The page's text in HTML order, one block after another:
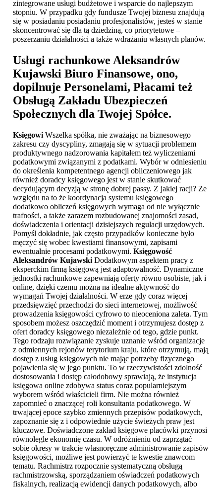
zintegrowane usługi budżetowe i wsparcie do najlepszym
stopniu. W przypadku gdy fundusze Twojej biznesu znajdują
się w posiadaniu posiadaniu profesjonalistów, jesteś w stanie
skoncentrować się dla tą dziedziną, co priorytetowe –
poszerzaniu działalności a także wdrażaniu własnych planów.
Usługi rachunkowe Aleksandrów
Kujawski Biuro Finansowe, ono,
dopilnuje Personelami, Płacami też
Obsługą Zakładu Ubezpieczeń
Społecznych dla Twojej Spółce.
Księgowi Wszelka spółka, nie zważając na biznesowego
zakresu czy dyscypliny, zmagają się w sytuacji problemem
produktywnego nadzorowania kapitałem też wyliczeniami
podatkowymi związanymi z podatkami. Wybór w odniesieniu
do określenia kompetentnego agencji obliczeniowego jak
również doradcy księgowego jest w stanie skutkować
decydującym decyzją w stronę dobrej passy. Z jakiej racji? Ze
względu na to że koordynacja systemu księgowego
dodatkowo obliczeń księgowych wymaga od nie wyłącznie
trafności, a także zarazem rozbudowanej znajomości zasad,
doświadczenia i orientacji dzisiejszych regulacji urzędowych.
Pomyśl dokładnie, jak często przypadków konieczne było
męczyć się wobec kwestiami finansowymi, zapisami
ewentualnie procesami podatkowymi. Księgowość
Aleksandrów Kujawski Dodatkowym aspektem pracy z
eksperckim firmą księgową jest adaptowalność. Dynamiczne
jednostki rachunkowe zapewniają oferty równo osobiste, jak i
online, dzięki czemu można na idealne aktywność do
wymagań Twojej działalności. W erze gdy coraz więcej
przedsięwzięć przechodzi do sieci internetowej, możliwość
prowadzenia księgowości cyfrowo to nieoceniona zaleta. Tym
sposobem możesz oszczędzić moment i otrzymujesz dostęp z
ofert doradcy księgowego niezależnie od tego, gdzie punkt.
Tego rodzaju rozwiązanie zyskuje uznanie wśród organizacje
z odmiennych rejonów terytorium kraju, które otrzymują, mają
dostęp z usług księgowych nie mając potrzeby fizycznego
pojawienia się w jego punktu. To w rzeczywistości zdolność
dostosowania i dostęp całodobowy sprawiają, że instytucja
księgowa online zdobywa status coraz popularniejszym
wyborem wśród właścicieli firm. Nie można również
zapomnieć o znaczącej roli konsultanta podatkowego. W
trwającej epoce szybko zmiennych przepisów podatkowych,
zapoznanie się z i odpowiednie użycie świeżych praw jest
kluczowe. Doświadczone zakład księgowe placówki przynosi
równolegle ekonomię czasu. W odróżnieniu od zaprzątać
sobie okresy w trakcie własnoręczne administrowanie zapisów
księgowości, możliwe jest powierzyć te kwestie znawcom
tematu. Rachmistrz rozpocznie systematyczną obsługą
rachmistrzowską, sporządzaniem oświadczeń podatkowych
fiskalnych, realizacją ewidencji danych podatkowych, albo